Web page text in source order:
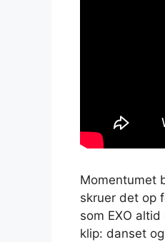
Momentumet
skruer det op
som EXO
klip: danset